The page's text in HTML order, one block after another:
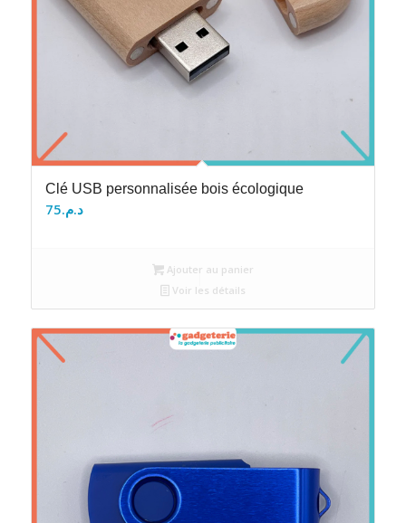
Clé USB personnalisée bois écologique
د.م.75
Ajouter au panier
Voir les détails